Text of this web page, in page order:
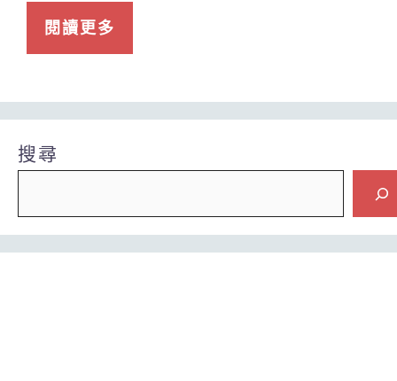
閱讀更多
搜尋